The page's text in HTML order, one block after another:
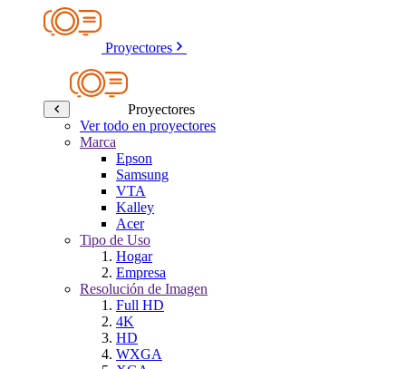
Proyectores
Proyectores
Ver todo en proyectores
Marca
Epson
Samsung
VTA
Kalley
Acer
Tipo de Uso
Hogar
Empresa
Resolución de Imagen
Full HD
4K
HD
WXGA